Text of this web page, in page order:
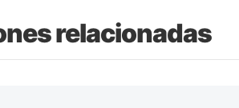
relacionadas